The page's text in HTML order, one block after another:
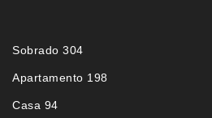
Sobrado 304
Apartamento 198
Casa 94